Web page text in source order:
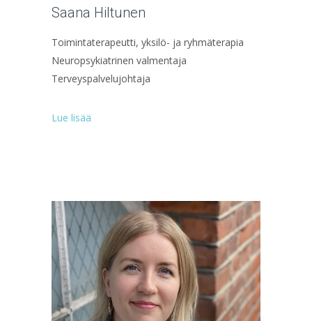
Saana Hiltunen
Toimintaterapeutti, yksilö- ja ryhmäterapia
Neuropsykiatrinen valmentaja
Terveyspalvelujohtaja
Lue lisää